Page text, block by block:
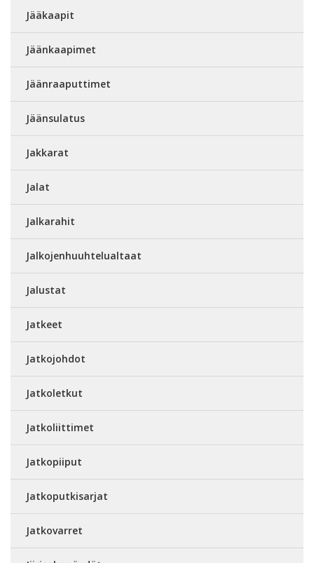
Jääkaapit
Jäänkaapimet
Jäänraaputtimet
Jäänsulatus
Jakkarat
Jalat
Jalkarahit
Jalkojenhuuhtelualtaat
Jalustat
Jatkeet
Jatkojohdot
Jatkoletkut
Jatkoliittimet
Jatkopiiput
Jatkoputkisarjat
Jatkovarret